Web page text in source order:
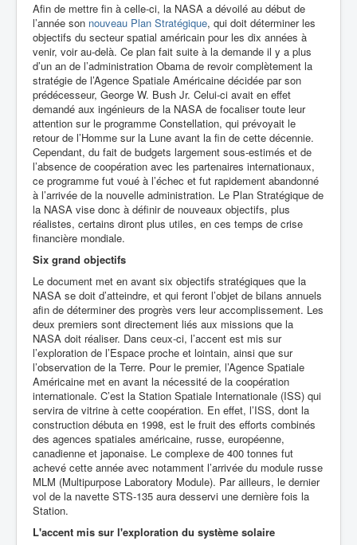
Afin de mettre fin à celle-ci, la NASA a dévoilé au début de
l’année son nouveau Plan Stratégique, qui doit déterminer les
objectifs du secteur spatial américain pour les dix années à
venir, voir au-delà. Ce plan fait suite à la demande il y a plus
d’un an de l’administration Obama de revoir complètement la
stratégie de l’Agence Spatiale Américaine décidée par son
prédécesseur, George W. Bush Jr. Celui-ci avait en effet
demandé aux ingénieurs de la NASA de focaliser toute leur
attention sur le programme Constellation, qui prévoyait le
retour de l’Homme sur la Lune avant la fin de cette décennie.
Cependant, du fait de budgets largement sous-estimés et de
l’absence de coopération avec les partenaires internationaux,
ce programme fut voué à l’échec et fut rapidement abandonné
à l’arrivée de la nouvelle administration. Le Plan Stratégique de
la NASA vise donc à définir de nouveaux objectifs, plus
réalistes, certains diront plus utiles, en ces temps de crise
financière mondiale.
Six grand objectifs
Le document met en avant six objectifs stratégiques que la
NASA se doit d’atteindre, et qui feront l’objet de bilans annuels
afin de déterminer des progrès vers leur accomplissement. Les
deux premiers sont directement liés aux missions que la
NASA doit réaliser. Dans ceux-ci, l’accent est mis sur
l’exploration de l’Espace proche et lointain, ainsi que sur
l’observation de la Terre. Pour le premier, l’Agence Spatiale
Américaine met en avant la nécessité de la coopération
internationale. C’est la Station Spatiale Internationale (ISS) qui
servira de vitrine à cette coopération. En effet, l’ISS, dont la
construction débuta en 1998, est le fruit des efforts combinés
des agences spatiales américaine, russe, européenne,
canadienne et japonaise. Le complexe de 400 tonnes fut
achevé cette année avec notamment l’arrivée du module russe
MLM (Multipurpose Laboratory Module). Par ailleurs, le dernier
vol de la navette STS-135 aura desservi une dernière fois la
Station.
L'accent mis sur l'exploration du système solaire